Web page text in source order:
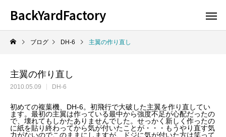
BackYardFactory
ブログ DH-6 主翼の作り直し
主翼の作り直し
2010.05.09 DH-6
初めての複葉機、DH-6。初飛行で大破した主翼を作り直してい
ます。最初の主翼は作っている最中から強度不足が心配だったの
で、壊れてもしかたありませんでした。せっかく新しく作ったの
に紙を貼り終わってから気が付いたことが・・・もうやり直す気
力がないのでこのままにしますが、ドジに気が付いた方は笑って